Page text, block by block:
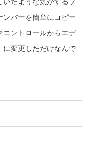
いたような気がするフ
ンバーを簡単にコピー
コントロールからエデ
に変更しただけなんで